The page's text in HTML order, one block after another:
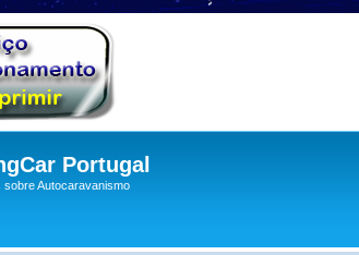
Portugal
Autocaravanismo